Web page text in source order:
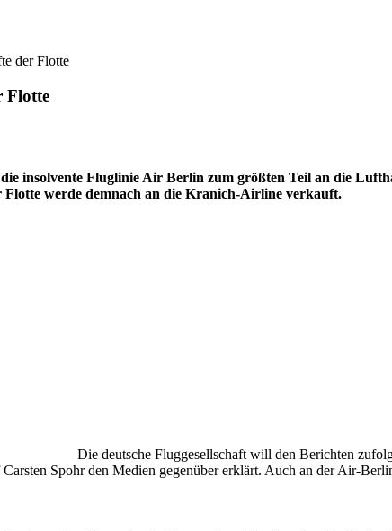
der Flotte
Flotte
insolvente Fluglinie Air Berlin zum größten Teil an die
werde demnach an die Kranich-Airline verkauft.
Die deutsche Fluggesellschaft will den Berichten
Spohr den Medien gegenüber erklärt. Auch an der Air-